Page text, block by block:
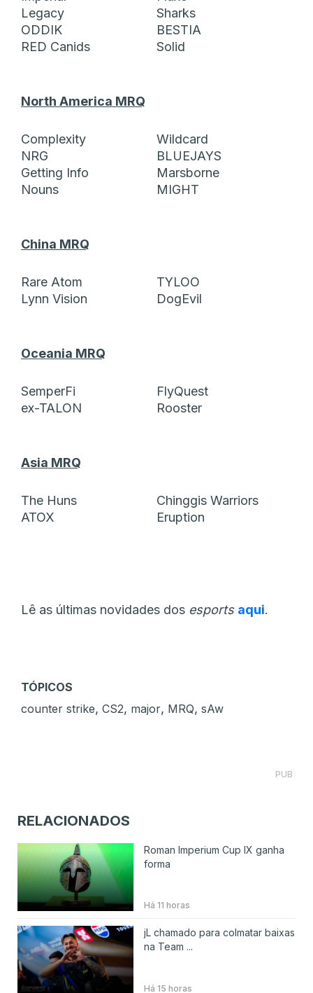
Legacy
Sharks
ODDIK
BESTIA
RED Canids
Solid
North America MRQ
Complexity
Wildcard
NRG
BLUEJAYS
Getting Info
Marsborne
Nouns
MIGHT
China MRQ
Rare Atom
TYLOO
Lynn Vision
DogEvil
Oceania MRQ
SemperFi
FlyQuest
ex-TALON
Rooster
Asia MRQ
The Huns
Chinggis Warriors
ATOX
Eruption
Lê as últimas novidades dos esports aqui.
TÓPICOS
counter strike, CS2, major, MRQ, sAw
PUB
RELACIONADOS
Roman Imperium Cup IX ganha
forma
Há 11 horas
jL chamado para colmatar baixas
na Team ...
Há 15 horas